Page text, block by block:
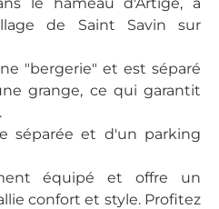
de Saint Savin sur
"bergerie" et est séparé
grange, ce qui garantit
séparée et d'un parking
équipé et offre un
confort et style. Profitez